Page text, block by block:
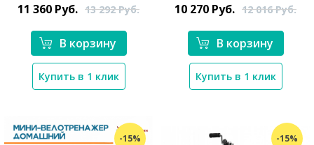
11 360 Руб. 13 292Руб.
В корзину
Купить в 1 клик
10 270 Руб. 12 016Руб.
В корзину
Купить в 1 клик
-15% -15%